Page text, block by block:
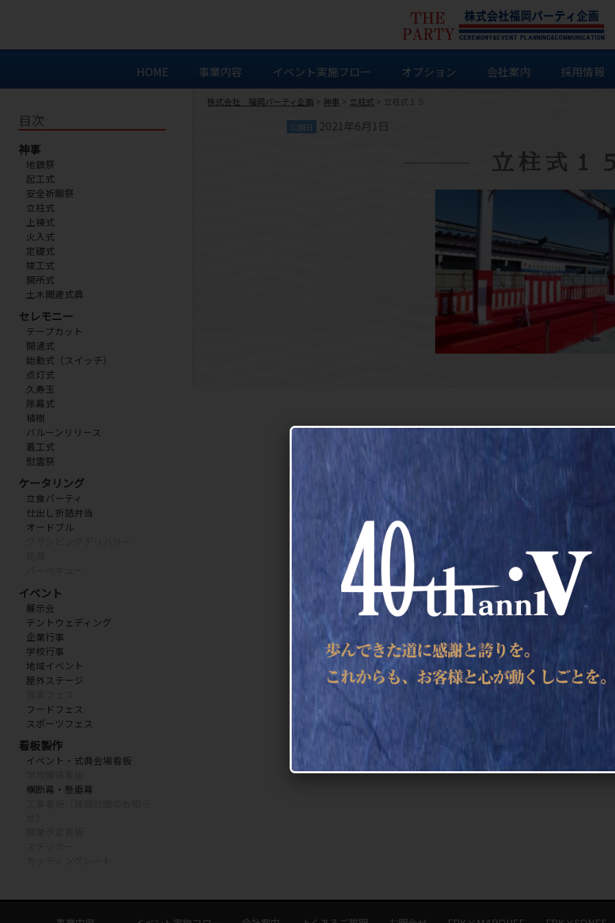
HOME 事業内容 イベント実施フロー オプション 会社案内 採用情報
目次
神事
地鎮祭
起工式
安全祈願祭
立柱式
上棟式
火入式
定礎式
竣工式
開所式
土木関連式典
セレモニー
テープカット
開通式
始動式（スイッチ）
点灯式
久寿玉
除幕式
植樹
バルーンリリース
着工式
慰霊祭
ケータリング
立食パーティ
仕出し折詰弁当
オードブル
イベント
展示会
テントウェディング
企業行事
学校行事
地域イベント
屋外ステージ
フードフェス
スポーツフェス
看板製作
イベント・式典会場看板
横断幕・懸垂幕
株式会社 福岡パーティ企画 >神事 > 立柱式 > 立柱式１５
公開日 2021年6月1日
立柱式１